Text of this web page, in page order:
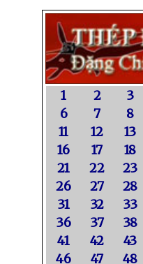
1 2 3
6
7 8
11
12 13
16
17 18
21
22 23
26
27 28
31
32 33
36
37 38
41
42 43
46
47 48